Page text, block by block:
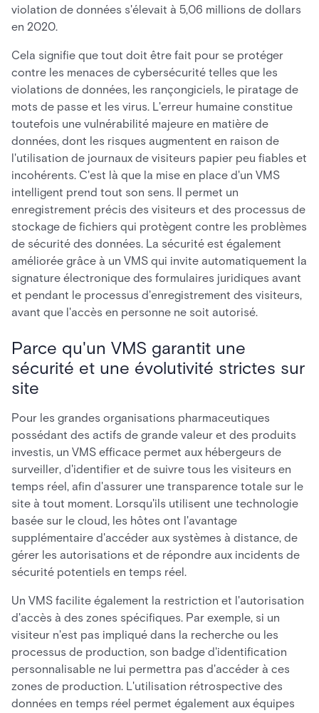
violation de données s'élevait à 5,06 millions de dollars
en 2020.
Cela signifie que tout doit être fait pour se protéger
contre les menaces de cybersécurité telles que les
violations de données, les rançongiciels, le piratage de
mots de passe et les virus. L'erreur humaine constitue
toutefois une vulnérabilité majeure en matière de
données, dont les risques augmentent en raison de
l'utilisation de journaux de visiteurs papier peu fiables et
incohérents. C'est là que la mise en place d'un VMS
intelligent prend tout son sens. Il permet un
enregistrement précis des visiteurs et des processus de
stockage de fichiers qui protègent contre les problèmes
de sécurité des données. La sécurité est également
améliorée grâce à un VMS qui invite automatiquement la
signature électronique des formulaires juridiques avant
et pendant le processus d'enregistrement des visiteurs,
avant que l'accès en personne ne soit autorisé.
Parce qu'un VMS garantit une
sécurité et une évolutivité strictes sur
site
Pour les grandes organisations pharmaceutiques
possédant des actifs de grande valeur et des produits
investis, un VMS efficace permet aux hébergeurs de
surveiller, d'identifier et de suivre tous les visiteurs en
temps réel, afin d'assurer une transparence totale sur le
site à tout moment. Lorsqu'ils utilisent une technologie
basée sur le cloud, les hôtes ont l'avantage
supplémentaire d'accéder aux systèmes à distance, de
gérer les autorisations et de répondre aux incidents de
sécurité potentiels en temps réel.
Un VMS facilite également la restriction et l'autorisation
d'accès à des zones spécifiques. Par exemple, si un
visiteur n'est pas impliqué dans la recherche ou les
processus de production, son badge d'identification
personnalisable ne lui permettra pas d'accéder à ces
zones de production. L'utilisation rétrospective des
données en temps réel permet également aux équipes